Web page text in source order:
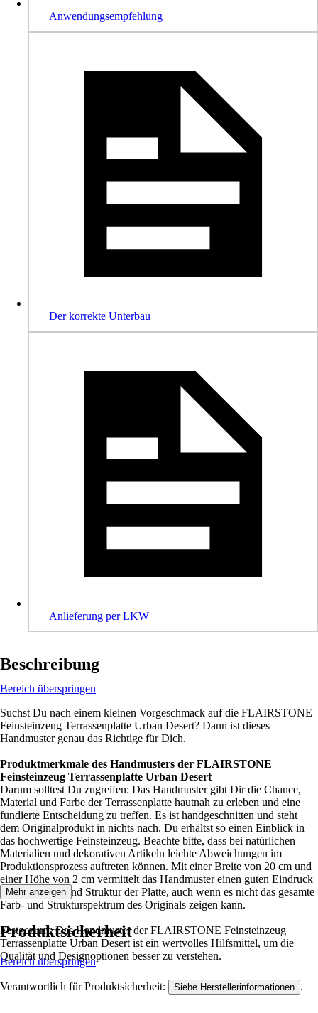
Anwendungsempfehlung
Der korrekte Unterbau
Anlieferung per LKW
Beschreibung
Bereich überspringen
Suchst Du nach einem kleinen Vorgeschmack auf die FLAIRSTONE
Feinsteinzeug Terrassenplatte Urban Desert? Dann ist dieses
Handmuster genau das Richtige für Dich.
Produktmerkmale des Handmusters der FLAIRSTONE
Feinsteinzeug Terrassenplatte Urban Desert
Darum solltest Du zugreifen: Das Handmuster gibt Dir die Chance,
Material und Farbe der Terrassenplatte hautnah zu erleben und eine
fundierte Entscheidung zu treffen. Es ist handgeschnitten und steht
dem Originalprodukt in nichts nach. Du erhältst so einen Einblick in
das hochwertige Feinsteinzeug. Beachte bitte, dass bei natürlichen
Materialien und dekorativen Artikeln leichte Abweichungen im
Produktionsprozess auftreten können. Mit einer Breite von 20 cm und
einer Höhe von 2 cm vermittelt das Handmuster einen guten Eindruck
von der Optik und Struktur der Platte, auch wenn es nicht das gesamte
Farb- und Strukturspektrum des Originals zeigen kann.
Festgezurrt: Das Handmuster der FLAIRSTONE Feinsteinzeug
Terrassenplatte Urban Desert ist ein wertvolles Hilfsmittel, um die
Qualität und Designoptionen besser zu verstehen.
Mehr anzeigen
Produktsicherheit
Bereich überspringen
Verantwortlich für Produktsicherheit: Siehe Herstellerinformationen .